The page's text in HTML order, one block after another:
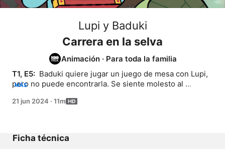
Lupi y Baduki
Carrera en la selva
Animación · Para toda la familia
T1, E5: Baduki quiere jugar un juego de mesa con Lupi,
pero no puede encontrarla. Se siente molesto al
muy emocionadas en una carrera de obstáculos
MÁS
21 jun 2024 · 11m
Ficha técnica